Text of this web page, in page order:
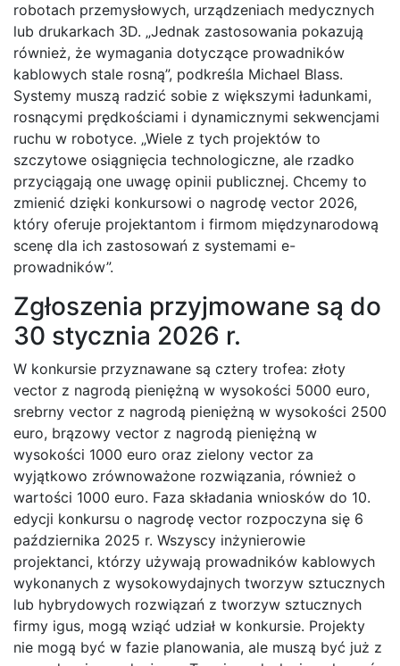
robotach przemysłowych, urządzeniach medycznych
lub drukarkach 3D. „Jednak zastosowania pokazują
również, że wymagania dotyczące prowadników
kablowych stale rosną”, podkreśla Michael Blass.
Systemy muszą radzić sobie z większymi ładunkami,
rosnącymi prędkościami i dynamicznymi sekwencjami
ruchu w robotyce. „Wiele z tych projektów to
szczytowe osiągnięcia technologiczne, ale rzadko
przyciągają one uwagę opinii publicznej. Chcemy to
zmienić dzięki konkursowi o nagrodę vector 2026,
który oferuje projektantom i firmom międzynarodową
scenę dla ich zastosowań z systemami e-
prowadników”.
Zgłoszenia przyjmowane są do
30 stycznia 2026 r.
W konkursie przyznawane są cztery trofea: złoty
vector z nagrodą pieniężną w wysokości 5000 euro,
srebrny vector z nagrodą pieniężną w wysokości 2500
euro, brązowy vector z nagrodą pieniężną w
wysokości 1000 euro oraz zielony vector za
wyjątkowo zrównoważone rozwiązania, również o
wartości 1000 euro. Faza składania wniosków do 10.
edycji konkursu o nagrodę vector rozpoczyna się 6
października 2025 r. Wszyscy inżynierowie
projektanci, którzy używają prowadników kablowych
wykonanych z wysokowydajnych tworzyw sztucznych
lub hybrydowych rozwiązań z tworzyw sztucznych
firmy igus, mogą wziąć udział w konkursie. Projekty
nie mogą być w fazie planowania, ale muszą być już z